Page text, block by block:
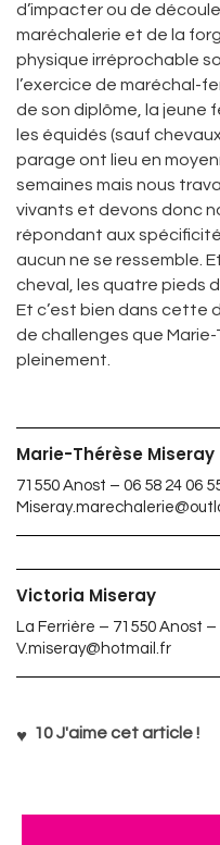
d’impacter ou de
maréchalerie et de la
physique irréprochable
l’exercice de maréchal-
de son diplôme, la jeune
les équidés (sauf
parage ont lieu en
semaines mais nous
vivants et devons donc
répondant aux
aucun ne se ressemble.
cheval, les quatre pieds
Et c’est bien dans cette
de challenges que
pleinement.
Marie-Thérèse Miseray
71550 Anost – 06 58 24 06
Victoria Miseray
La Ferrière – 71550 Anost –
V.miseray@hotmail.fr
10J'aime cet article !